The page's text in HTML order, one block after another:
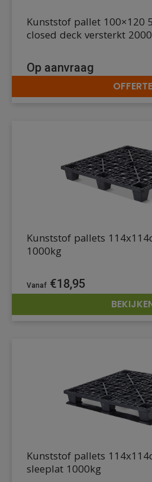
Kunststof pallet 100×120
closed deck versterkt
Op aanvraag
OFFERTE
Kunststof pallets
1000kg
€18,95
Kunststof pallets
sleeplat 1000kg